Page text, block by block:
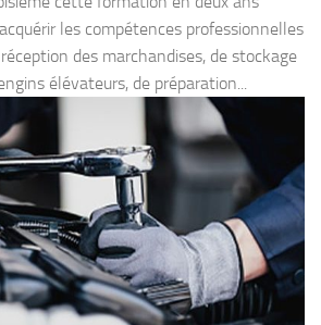
les compétences professionnelles
des marchandises, de stockage
élévateurs, de préparation...